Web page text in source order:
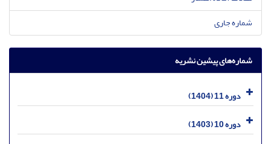
شماره جاری
شماره‌های پیشین نشریه
دوره 11 (1404)
دوره 10 (1403)